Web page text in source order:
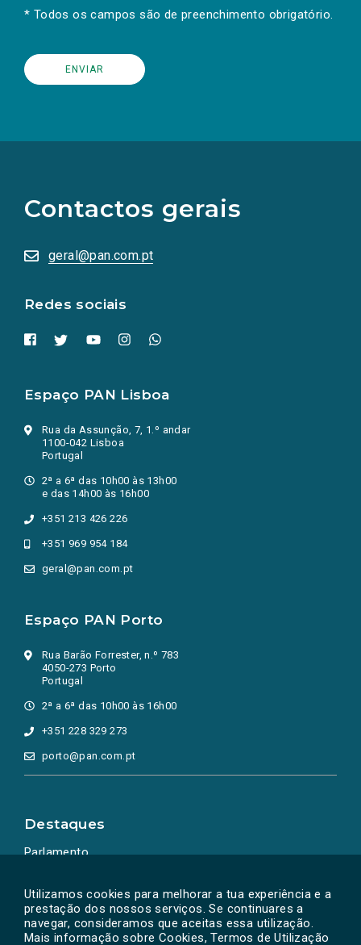
Utilizamos cookies para melhorar a tua experiência e a
prestação dos nossos serviços. Se continuares a
navegar, consideramos que aceitas essa utilização.
Mais informação sobre Cookies, Termos de Utilização
* Todos os campos são de preenchimento obrigatório.
Contactos gerais
geral@pan.com.pt
Redes sociais
redes
sociais
numa
nova
Espaço PAN Lisboa
Rua da Assunção, 7, 1.º andar
1100-042 Lisboa
Portugal
2ª a 6ª das 10h00 às 13h00
e das 14h00 às 16h00
+351 213 426 226
+351 969 954 184
geral@pan.com.pt
Espaço PAN Porto
Rua Barão Forrester, n.º 783
4050-273 Porto
Portugal
2ª a 6ª das 10h00 às 16h00
+351 228 329 273
porto@pan.com.pt
Destaques
Parlamento